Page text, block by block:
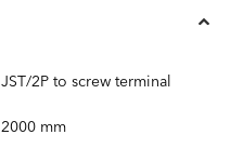
JST/2P to screw terminal
2000 mm